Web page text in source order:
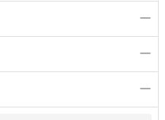
ー
ー
ー